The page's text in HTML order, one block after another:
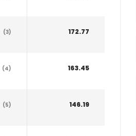
(3) 172.77
(4) 163.45
(5) 146.19